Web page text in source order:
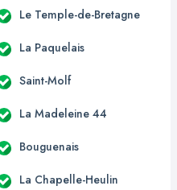
Le Temple-de-Bretagne
La Paquelais
Saint-Molf
La Madeleine 44
Bouguenais
La Chapelle-Heulin